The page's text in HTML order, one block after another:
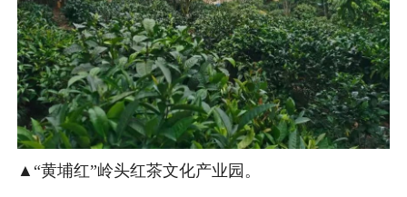
▲“黄埔红”岭头红茶文化产业园。